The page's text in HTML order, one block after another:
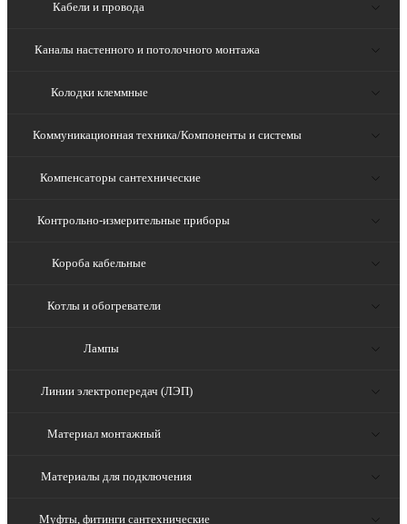
Кабели и провода
Каналы настенного и потолочного монтажа
Колодки клеммные
Коммуникационная техника/Компоненты и системы
Компенсаторы сантехнические
Контрольно-измерительные приборы
Короба кабельные
Котлы и обогреватели
Лампы
Линии электропередач (ЛЭП)
Материал монтажный
Материалы для подключения
Муфты, фитинги сантехнические